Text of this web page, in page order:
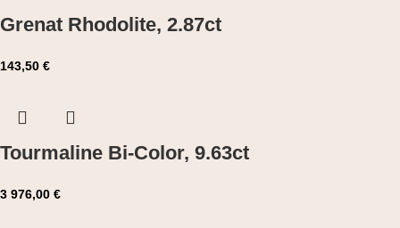
Grenat Rhodolite, 2.87ct
143,50 €
Tourmaline Bi-Color, 9.63ct
3 976,00 €